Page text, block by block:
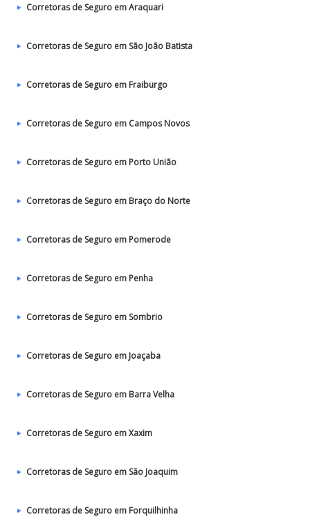
Corretoras de Seguro em Araquari
Corretoras de Seguro em São João Batista
Corretoras de Seguro em Fraiburgo
Corretoras de Seguro em Campos Novos
Corretoras de Seguro em Porto União
Corretoras de Seguro em Braço do Norte
Corretoras de Seguro em Pomerode
Corretoras de Seguro em Penha
Corretoras de Seguro em Sombrio
Corretoras de Seguro em Joaçaba
Corretoras de Seguro em Barra Velha
Corretoras de Seguro em Xaxim
Corretoras de Seguro em São Joaquim
Corretoras de Seguro em Forquilhinha